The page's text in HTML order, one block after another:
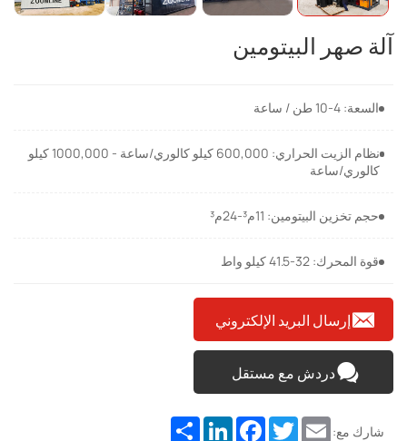
آلة صهر البيتومين
السعة: 4-10 طن / ساعة
نظام الزيت الحراري: 600,000 كيلو كالوري/ساعة - 1000,000 كيلو
كالوري/ساعة
حجم تخزين البيتومين: 11م³-24م³
قوة المحرك: 32-41.5 كيلو واط
إرسال البريد الإلكتروني
دردش مع مستقل
شارك مع: Share
LinkedInFacebookTwitterEmail